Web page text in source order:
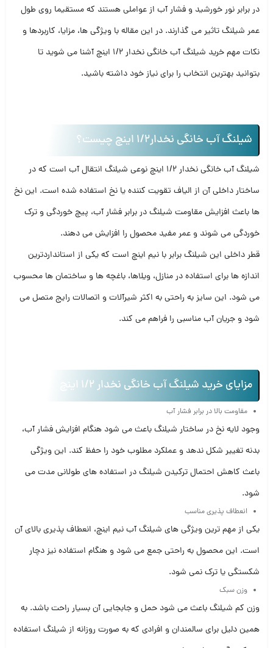
در برابر نور خورشید و فشار آب از عواملی هستند که مستقیما روی طول
عمر شیلنگ تاثیر می گذارند. در این مقاله با ویژگی ها، مزایا، کاربردها و
نکات مهم خرید شیلنگ آب خانگی نخدار 1/2 اینچ آشنا می شوید تا
بتوانید بهترین انتخاب را برای نیاز خود داشته باشید.
شیلنگ آب خانگی نخدار1/2 اینچ چیست؟
شیلنگ آب خانگی نخدار 1/2 اینچ نوعی شیلنگ انتقال آب است که در
ساختار داخلی آن از الیاف تقویت کننده یا نخ استفاده شده است. این نخ
ها باعث افزایش مقاومت شیلنگ در برابر فشار آب، پیچ خوردگی و ترک
خوردگی می شوند و عمر مفید محصول را افزایش می دهند.
قطر داخلی این شیلنگ برابر با نیم اینچ است که یکی از استانداردترین
اندازه ها برای استفاده در منازل، ویلاها، باغچه ها و ساختمان ها محسوب
می شود. این سایز به راحتی به اکثر شیرآلات و اتصالات رایج متصل می
شود و جریان آب مناسبی را فراهم می کند.
مزایای خرید شیلنگ آب خانگی نخدار 1/2 اینچ
مقاومت بالا در برابر فشار آب
وجود لایه نخ در ساختار شیلنگ باعث می شود هنگام افزایش فشار آب،
بدنه تغییر شکل ندهد و عملکرد مطلوب خود را حفظ کند. این ویژگی
باعث کاهش احتمال ترکیدن شیلنگ در استفاده های طولانی مدت می
شود.
انعطاف پذیری مناسب
یکی از مهم ترین ویژگی های شیلنگ آب نیم اینچ، انعطاف پذیری بالای آن
است. این محصول به راحتی جمع می شود و هنگام استفاده نیز دچار
شکستگی یا ترک نمی شود.
وزن سبک
وزن کم شیلنگ باعث می شود حمل و جابجایی آن بسیار راحت باشد. به
همین دلیل برای سالمندان و افرادی که به صورت روزانه از شیلنگ استفاده